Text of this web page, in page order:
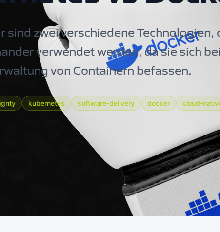
sind zwei verschiedene Technologien,
verwendet werden, da sie sich
von Containern befassen.
kubernetes software-delivery docker cloud-